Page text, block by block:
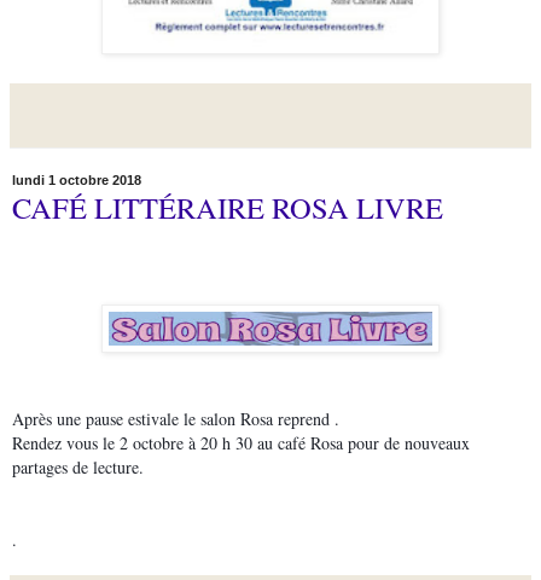
lundi 1 octobre 2018
CAFÉ LITTÉRAIRE ROSA LIVRE
Après une pause estivale le salon Rosa reprend .
Rendez vous le 2 octobre à 20 h 30 au café Rosa pour de nouveaux
partages de lecture.
.